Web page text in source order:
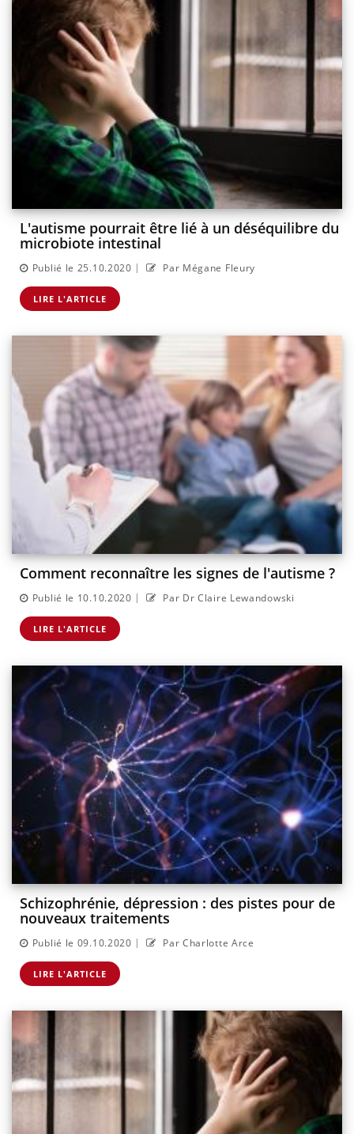
L'autisme pourrait être lié à un déséquilibre du
microbiote intestinal
Publié le 25.10.2020 | Par Mégane Fleury
LIRE L'ARTICLE
Comment reconnaître les signes de l'autisme ?
Publié le 10.10.2020 | Par Dr Claire Lewandowski
LIRE L'ARTICLE
Schizophrénie, dépression : des pistes pour de
nouveaux traitements
Publié le 09.10.2020 | Par Charlotte Arce
LIRE L'ARTICLE